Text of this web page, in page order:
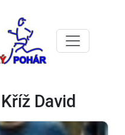
David